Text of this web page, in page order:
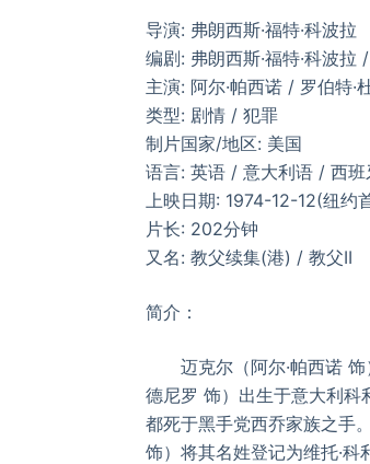
导演: 弗朗西斯·福特·科波拉
编剧: 弗朗西斯·福特·科波拉
主演: 阿尔·帕西诺 / 罗伯特
类型: 剧情 / 犯罪
制片国家/地区: 美国
语言: 英语 / 意大利语 / 西
上映日期: 1974-12-12(纽
片长: 202分钟
又名: 教父续集(港) / 教父II
简介：
迈克尔（阿尔·帕西诺 饰
德尼罗 饰）出生于意大利科
都死于黑手党西乔家族之手
饰）将其名姓登记为维托·